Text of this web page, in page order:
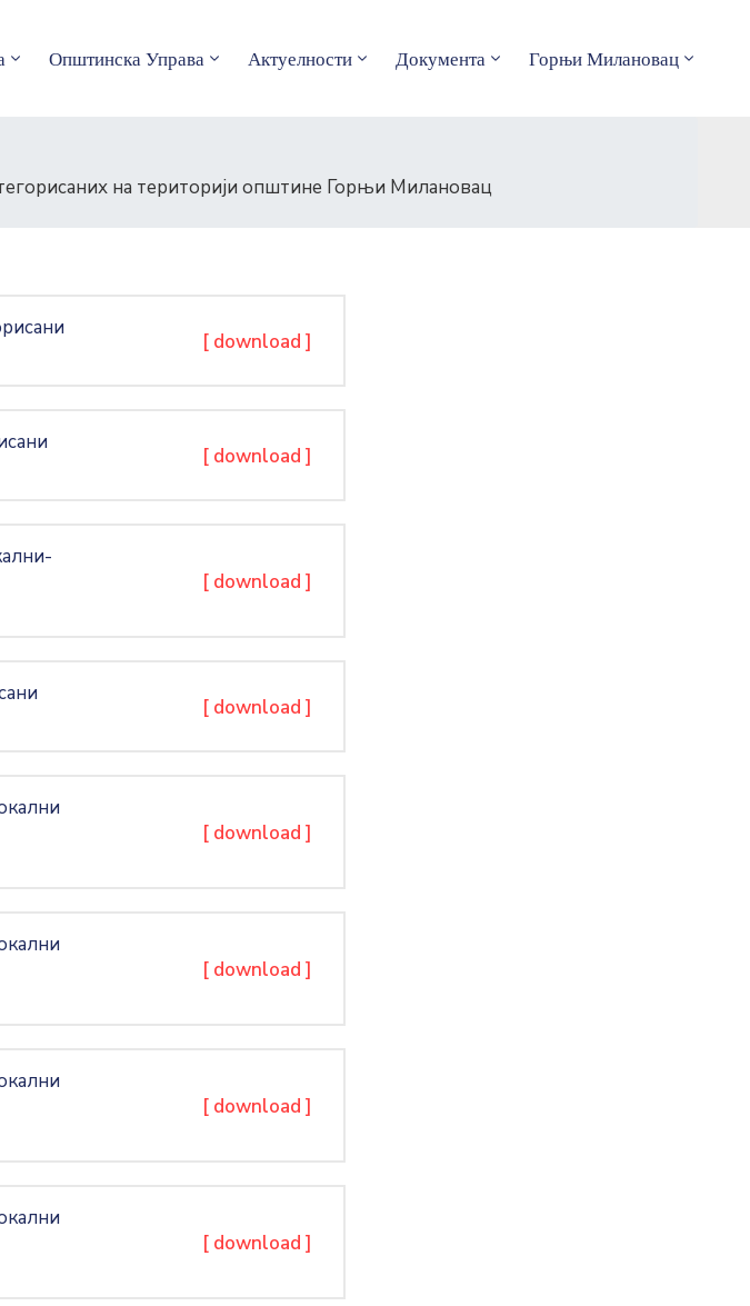
Општинска Управа Актуелности Документа Горњи Милановац
на територији општине Горњи Милановац
[ download ]
[ download ]
[ download ]
[ download ]
[ download ]
[ download ]
[ download ]
[ download ]